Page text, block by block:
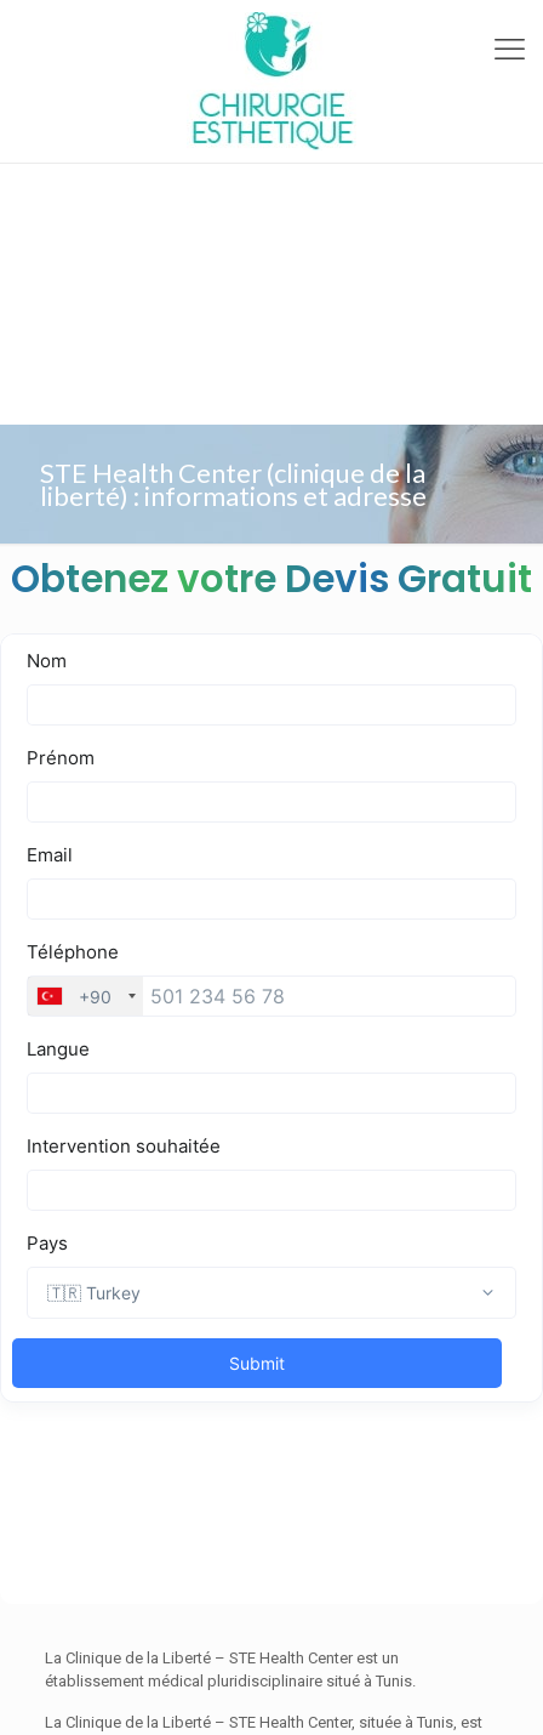
STE Health Center (clinique de la
liberté) : informations et adresse
Obtenez votre Devis Gratuit
La Clinique de la Liberté – STE Health Center est un
établissement médical pluridisciplinaire situé à Tunis.
La Clinique de la Liberté – STE Health Center, située à Tunis, est